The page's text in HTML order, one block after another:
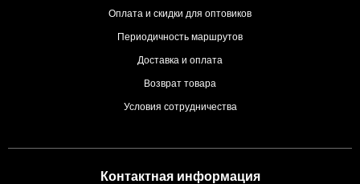
Оплата и скидки для оптовиков
Периодичность маршрутов
Доставка и оплата
Возврат товара
Условия сотрудничества
Контактная информация